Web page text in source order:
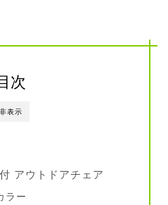
非表示
次
アウトドアチェア
ラー